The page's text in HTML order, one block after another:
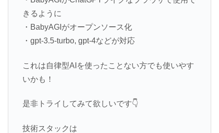
きるように
・BabyAGIがオープンソース化
・gpt-3.5-turbo, gpt-4などが対応
これは自律型AIを使ったことない方でも使いやす
いかも！
是非トライしてみて欲しいです👇
技術スタックは